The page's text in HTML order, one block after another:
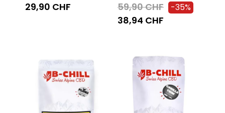
29,90 CHF
59,90 CHF
-35%
38,94 CHF